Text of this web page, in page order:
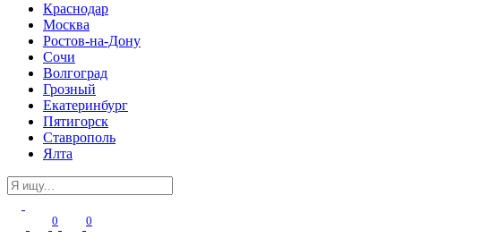
Краснодар
Москва
Ростов-на-Дону
Сочи
Волгоград
Грозный
Екатеринбург
Пятигорск
Ставрополь
Ялта
0 0